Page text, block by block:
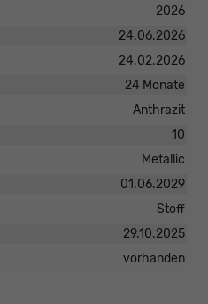
2026
24.06.2026
24.02.2026
24 Monate
Anthrazit
10
Metallic
01.06.2029
Stoff
29.10.2025
vorhanden